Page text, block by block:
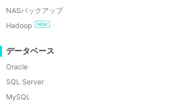
NASバックアップ
Hadoop
データベース
Oracle
SQL Server
MySQLたデータの身代金を支払うことになりま